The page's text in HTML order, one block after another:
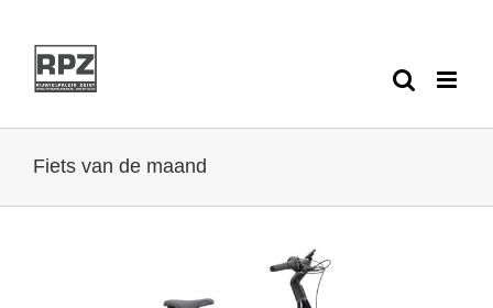
inhoud
Fiets van de maand